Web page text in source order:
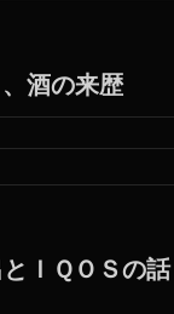
酒の来歴
ＩＱＯＳの話